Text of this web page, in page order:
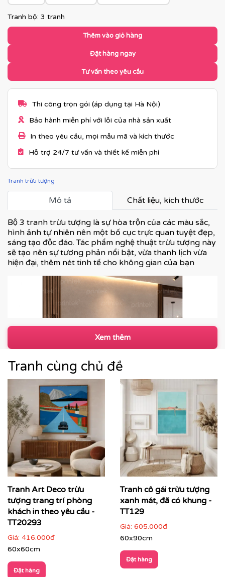
Tranh bộ: 3 tranh
Thêm vào giỏ hàng
Đặt hàng ngay
Tư vấn theo yêu cầu
Thi công trọn gói (áp dụng tại Hà Nội)
Bảo hành miễn phí với lỗi của nhà sản xuất
In theo yêu cầu, mọi mẫu mã và kích thước
Hỗ trợ 24/7 tư vấn và thiết kế miễn phí
Tranh trừu tượng
Mô tả Chất liệu, kích thước
Bộ 3 tranh trừu tượng là sự hòa trộn của các màu sắc,
hình ảnh tự nhiên nên một bố cục trực quan tuyệt đẹp,
sáng tạo độc đáo. Tác phẩm nghệ thuật trừu tượng này
sẽ tạo nên sự tương phản nổi bật, vừa thanh lịch vừa
hiện đại, thêm nét tinh tế cho không gian của bạn
Nếu bạn yêu thích mẫu tranh đang xem, có thể bạn
cũng sẽ quan tâm tìm hiểu thêm về tranh
lựa chọn mẫu tranh phù hợp nhất với không gian và ý
👉Khám phá thêm bộ sưu tập tranh tranh trừu tượng
Tranh trừu tượng – ngôn ngữ cảm xúc cho không gian
Xem thêm
Tranh cùng chủ đề
Tranh Art Deco trừu
tượng trang trí phòng
khách in theo yêu cầu -
TT20293
Giá: 416.000đ
60x60cm
Đặt hàng
Tranh cô gái trừu tượng
xanh mát, đã có khung -
TT129
Giá: 605.000đ
60x90cm
Đặt hàng